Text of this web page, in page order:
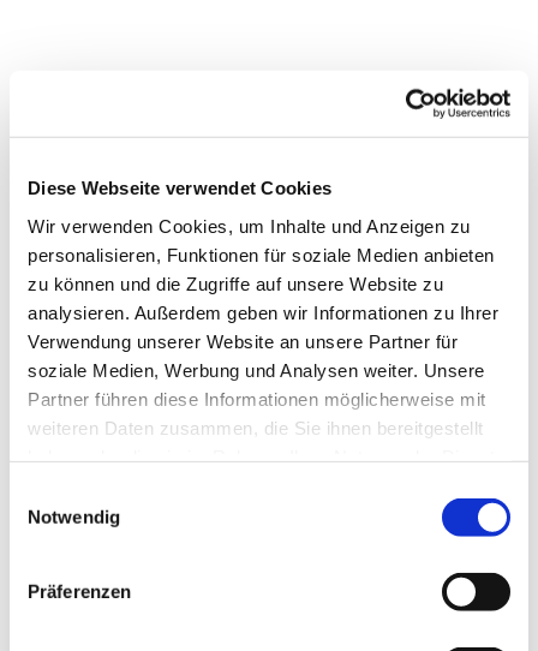
Diese Webseite verwendet Cookies
Wir verwenden Cookies, um Inhalte und Anzeigen zu
personalisieren, Funktionen für soziale Medien anbieten
zu können und die Zugriffe auf unsere Website zu
analysieren. Außerdem geben wir Informationen zu Ihrer
Verwendung unserer Website an unsere Partner für
soziale Medien, Werbung und Analysen weiter. Unsere
Partner führen diese Informationen möglicherweise mit
weiteren Daten zusammen, die Sie ihnen bereitgestellt
Notwendig
Präferenzen
Dies könnte Sie auch
interessieren